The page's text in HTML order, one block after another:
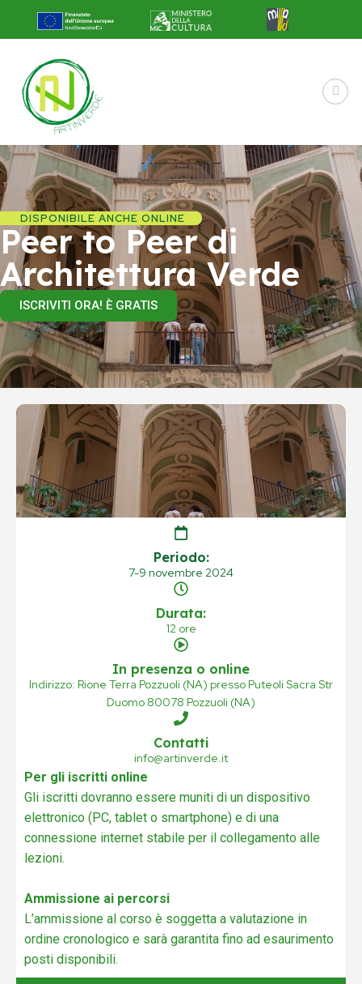
DISPONIBILE ANCHE ONLINE
Peer to Peer di
Architettura Verde
ISCRIVITI ORA! È GRATIS
Periodo:
7-9 novembre 2024
Durata:
12 ore
In presenza o online
Indirizzo: Rione Terra Pozzuoli (NA) presso Puteoli Sacra Str
Duomo 80078 Pozzuoli (NA)
Contatti
info@artinverde.it
Per gli iscritti online
Gli iscritti dovranno essere muniti di un dispositivo
elettronico (PC, tablet o smartphone) e di una
connessione internet stabile per il collegamento alle
lezioni.
Ammissione ai percorsi
L’ammissione al corso è soggetta a valutazione in
ordine cronologico e sarà garantita fino ad esaurimento
posti disponibili.